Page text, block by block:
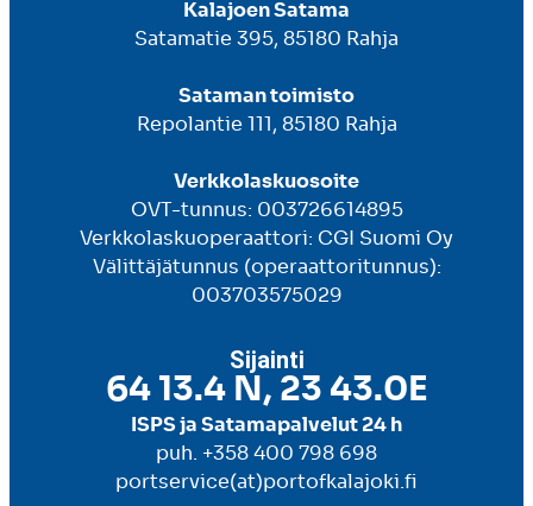
Kalajoen Satama
Satamatie 395, 85180 Rahja
Sataman toimisto
Repolantie 111, 85180 Rahja
Verkkolaskuosoite
OVT-tunnus: 003726614895
Verkkolaskuoperaattori: CGI Suomi Oy
Välittäjätunnus (operaattoritunnus):
003703575029
Sijainti
64 13.4 N, 23 43.0E
ISPS ja Satamapalvelut 24 h
puh. +358 400 798 698
portservice(at)portofkalajoki.fi